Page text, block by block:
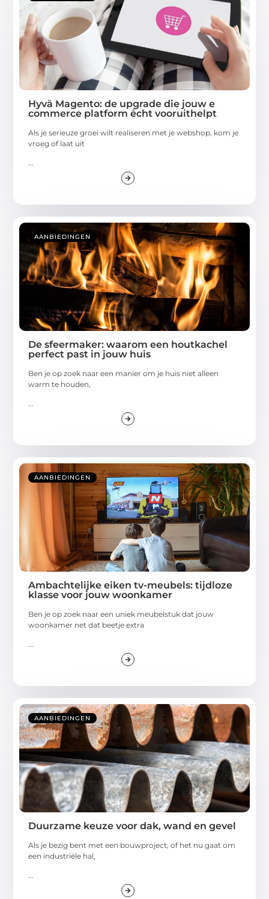
Hyvä Magento: de upgrade die jouw e
commerce platform écht vooruithelpt
Als je serieuze groei wilt realiseren met je webshop, kom je
vroeg of laat uit
...
AANBIEDINGEN
De sfeermaker: waarom een houtkachel
perfect past in jouw huis
Ben je op zoek naar een manier om je huis niet alleen
warm te houden,
...
AANBIEDINGEN
Ambachtelijke eiken tv-meubels: tijdloze
klasse voor jouw woonkamer
Ben je op zoek naar een uniek meubelstuk dat jouw
woonkamer net dat beetje extra
...
AANBIEDINGEN
Duurzame keuze voor dak, wand en gevel
Als je bezig bent met een bouwproject, of het nu gaat om
een industriële hal,
...